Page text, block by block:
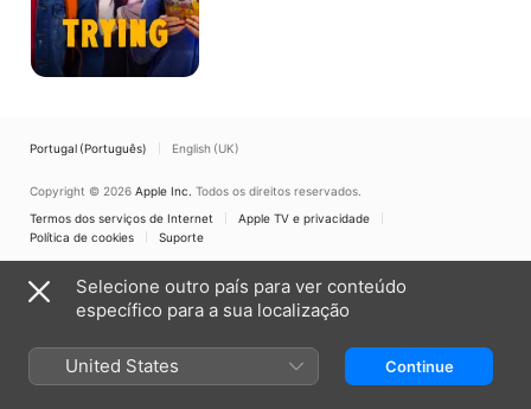
Portugal (Português) English (UK)
Copyright © 2026 Apple Inc. Todos os direitos reservados.
Termos dos serviços de Internet
Apple TV e privacidade
Política de cookies
Suporte
Selecione outro país para ver conteúdo
específico para a sua localização
United States Continue